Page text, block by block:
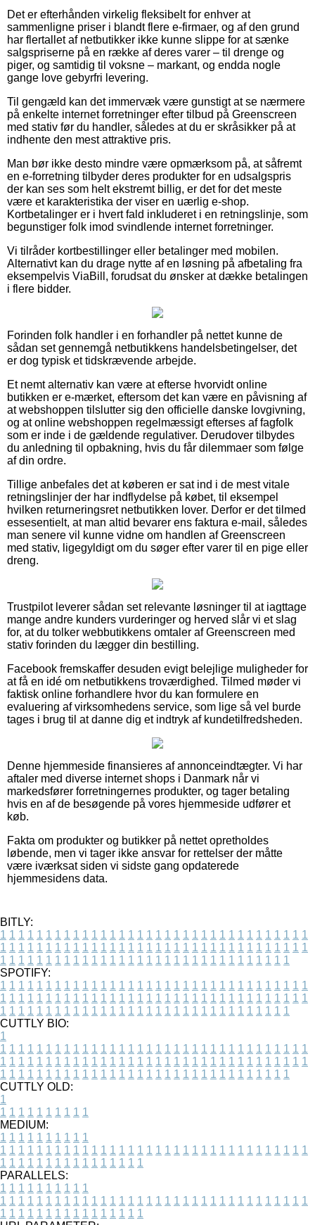
Det er efterhånden virkelig fleksibelt for enhver at
sammenligne priser i blandt flere e-firmaer, og af den grund
har flertallet af netbutikker ikke kunne slippe for at sænke
salgspriserne på en række af deres varer – til drenge og
piger, og samtidig til voksne – markant, og endda nogle
gange love gebyrfri levering.
Til gengæld kan det immervæk være gunstigt at se nærmere
på enkelte internet forretninger efter tilbud på Greenscreen
med stativ før du handler, således at du er skråsikker på at
indhente den mest attraktive pris.
Man bør ikke desto mindre være opmærksom på, at såfremt
en e-forretning tilbyder deres produkter for en udsalgspris
der kan ses som helt ekstremt billig, er det for det meste
være et karakteristika der viser en uærlig e-shop.
Kortbetalinger er i hvert fald inkluderet i en retningslinje, som
begunstiger folk imod svindlende internet forretninger.
Vi tilråder kortbestillinger eller betalinger med mobilen.
Alternativt kan du drage nytte af en løsning på afbetaling fra
eksempelvis ViaBill, forudsat du ønsker at dække betalingen
i flere bidder.
Forinden folk handler i en forhandler på nettet kunne de
sådan set gennemgå netbutikkens handelsbetingelser, det
er dog typisk et tidskrævende arbejde.
Et nemt alternativ kan være at efterse hvorvidt online
butikken er e-mærket, eftersom det kan være en påvisning af
at webshoppen tilslutter sig den officielle danske lovgivning,
og at online webshoppen regelmæssigt efterses af fagfolk
som er inde i de gældende regulativer. Derudover tilbydes
du anledning til opbakning, hvis du får dilemmaer som følge
af din ordre.
Tillige anbefales det at køberen er sat ind i de mest vitale
retningslinjer der har indflydelse på købet, til eksempel
hvilken returneringsret netbutikken lover. Derfor er det tilmed
essesentielt, at man altid bevarer ens faktura e-mail, således
man senere vil kunne vidne om handlen af Greenscreen
med stativ, ligegyldigt om du søger efter varer til en pige eller
dreng.
Trustpilot leverer sådan set relevante løsninger til at iagttage
mange andre kunders vurderinger og herved slår vi et slag
for, at du tolker webbutikkens omtaler af Greenscreen med
stativ forinden du lægger din bestilling.
Facebook fremskaffer desuden evigt belejlige muligheder for
at få en idé om netbutikkens troværdighed. Tilmed møder vi
faktisk online forhandlere hvor du kan formulere en
evaluering af virksomhedens service, som lige så vel burde
tages i brug til at danne dig et indtryk af kundetilfredsheden.
Denne hjemmeside finansieres af annonceindtægter. Vi har
aftaler med diverse internet shops i Danmark når vi
markedsfører forretningernes produkter, og tager betaling
hvis en af de besøgende på vores hjemmeside udfører et
køb.
Fakta om produkter og butikker på nettet opretholdes
løbende, men vi tager ikke ansvar for rettelser der måtte
være iværksat siden vi sidste gang opdaterede
hjemmesidens data.
BITLY:
1 1 1 1 1 1 1 1 1 1 1 1 1 1 1 1 1 1 1 1 1 1 1 1 1 1 1 1 1 1 1 1 1 1
1 1 1 1 1 1 1 1 1 1 1 1 1 1 1 1 1 1 1 1 1 1 1 1 1 1 1 1 1 1 1 1 1 1
1 1 1 1 1 1 1 1 1 1 1 1 1 1 1 1 1 1 1 1 1 1 1 1 1 1 1 1 1 1 1 1
SPOTIFY:
1 1 1 1 1 1 1 1 1 1 1 1 1 1 1 1 1 1 1 1 1 1 1 1 1 1 1 1 1 1 1 1 1 1
1 1 1 1 1 1 1 1 1 1 1 1 1 1 1 1 1 1 1 1 1 1 1 1 1 1 1 1 1 1 1 1 1 1
1 1 1 1 1 1 1 1 1 1 1 1 1 1 1 1 1 1 1 1 1 1 1 1 1 1 1 1 1 1 1 1
CUTTLY BIO:
1
1 1 1 1 1 1 1 1 1 1 1 1 1 1 1 1 1 1 1 1 1 1 1 1 1 1 1 1 1 1 1 1 1 1
1 1 1 1 1 1 1 1 1 1 1 1 1 1 1 1 1 1 1 1 1 1 1 1 1 1 1 1 1 1 1 1 1 1
1 1 1 1 1 1 1 1 1 1 1 1 1 1 1 1 1 1 1 1 1 1 1 1 1 1 1 1 1 1 1 1
CUTTLY OLD:
1
1 1 1 1 1 1 1 1 1 1
MEDIUM:
1 1 1 1 1 1 1 1 1 1
1 1 1 1 1 1 1 1 1 1 1 1 1 1 1 1 1 1 1 1 1 1 1 1 1 1 1 1 1 1 1 1 1 1
1 1 1 1 1 1 1 1 1 1 1 1 1 1 1 1
PARALLELS:
1 1 1 1 1 1 1 1 1 1
1 1 1 1 1 1 1 1 1 1 1 1 1 1 1 1 1 1 1 1 1 1 1 1 1 1 1 1 1 1 1 1 1 1
1 1 1 1 1 1 1 1 1 1 1 1 1 1 1 1